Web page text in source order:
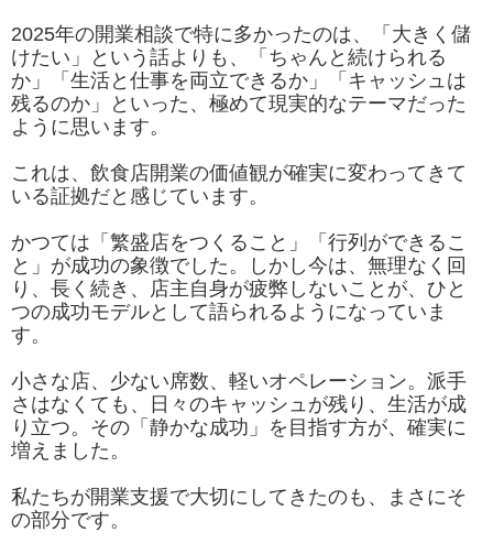
2025年の開業相談で特に多かったのは、「大きく儲
けたい」という話よりも、「ちゃんと続けられる
か」「生活と仕事を両立できるか」「キャッシュは
残るのか」といった、極めて現実的なテーマだった
ように思います。
これは、飲食店開業の価値観が確実に変わってきて
いる証拠だと感じています。
かつては「繁盛店をつくること」「行列ができるこ
と」が成功の象徴でした。しかし今は、無理なく回
り、長く続き、店主自身が疲弊しないことが、ひと
つの成功モデルとして語られるようになっていま
す。
小さな店、少ない席数、軽いオペレーション。派手
さはなくても、日々のキャッシュが残り、生活が成
り立つ。その「静かな成功」を目指す方が、確実に
増えました。
私たちが開業支援で大切にしてきたのも、まさにそ
の部分です。